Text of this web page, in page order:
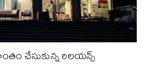
చేసుకున్న రిలయన్స్